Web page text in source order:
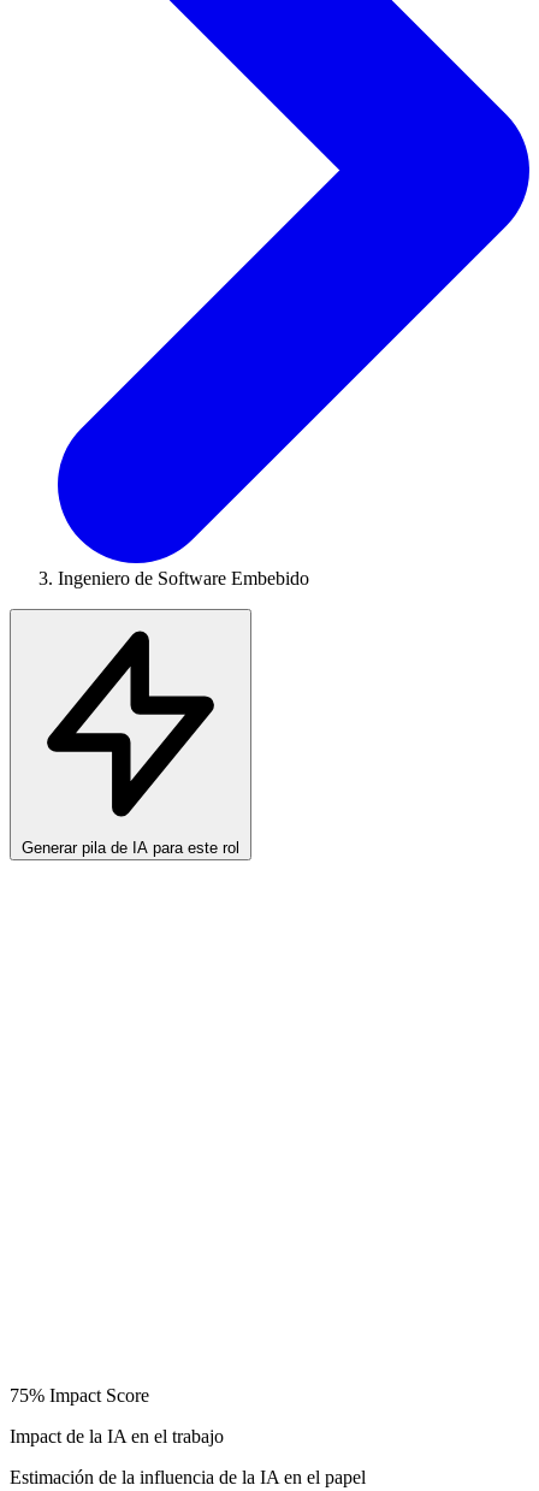
Ingeniero de Software Embebido
Generar pila de IA para este rol
75% Impact Score
Impact de la IA en el trabajo
Estimación de la influencia de la IA en el papel